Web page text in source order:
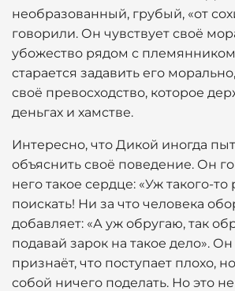
необразованный, грубый, «от
говорили. Он чувствует своё
убожество рядом с
старается задавить его
своё превосходство, которое
деньгах и хамстве.
Интересно, что Дикой иногда
объяснить своё поведение. Он
него такое сердце: «Уж такого-то
поискать! Ни за что человека
добавляет: «А уж обругаю, так
подавай зарок на такое дело».
признаёт, что поступает плохо,
собой ничего поделать. Но это